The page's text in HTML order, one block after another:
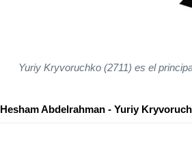
Yuriy Kryvoruchko (2711) es el
Hesham Abdelrahman - Yuriy